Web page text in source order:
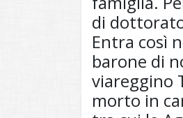
di
Entra così
barone di
viareggino
morto in